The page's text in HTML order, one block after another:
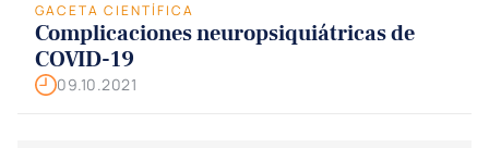
GACETA CIENTÍFICA
Complicaciones neuropsiquiátricas de
COVID-19
09.10.2021